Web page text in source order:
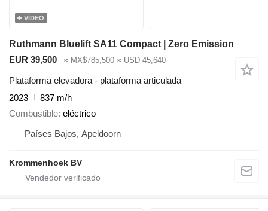
VÍDEO
Ruthmann Bluelift SA11 Compact | Zero Emission
EUR 39,500
≈ MX$785,500 ≈ USD 45,640
Plataforma elevadora - plataforma articulada
2023
837 m/h
Combustible eléctrico
Países Bajos, Apeldoorn
Krommenhoek BV